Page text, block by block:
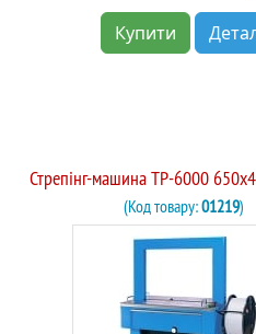
Купити
Стрепінг-машина TP-6000
(Код товару:01219)